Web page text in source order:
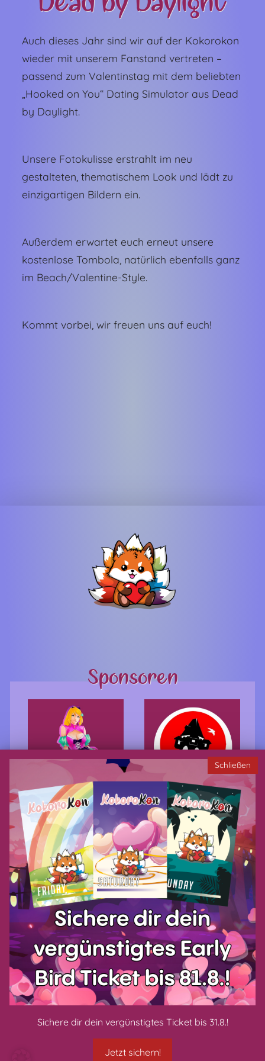
Auch dieses Jahr sind wir auf der Kokorokon
wieder mit unserem Fanstand vertreten –
passend zum Valentinstag mit dem beliebten
„Hooked on You“ Dating Simulator aus Dead
by Daylight.
Unsere Fotokulisse erstrahlt im neu
gestalteten, thematischem Look und lädt zu
einzigartigen Bildern ein.
Außerdem erwartet euch erneut unsere
kostenlose Tombola, natürlich ebenfalls ganz
im Beach/Valentine-Style.
Kommt vorbei, wir freuen uns auf euch!
Schließen
Sichere dir dein vergünstigtes Ticket bis 31.8.!
Jetzt sichern!
Sponsoren
Datenschutzerklärung AGB
Impressum Zahlungsarten
CONNECT WITH US